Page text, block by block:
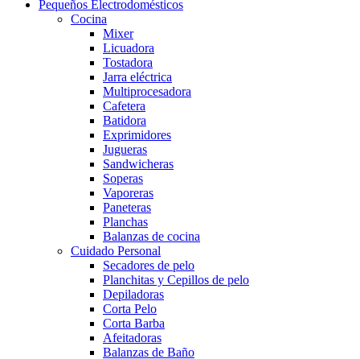
Pequeños Electrodomésticos
Cocina
Mixer
Licuadora
Tostadora
Jarra eléctrica
Multiprocesadora
Cafetera
Batidora
Exprimidores
Jugueras
Sandwicheras
Soperas
Vaporeras
Paneteras
Planchas
Balanzas de cocina
Cuidado Personal
Secadores de pelo
Planchitas y Cepillos de pelo
Depiladoras
Corta Pelo
Corta Barba
Afeitadoras
Balanzas de Baño